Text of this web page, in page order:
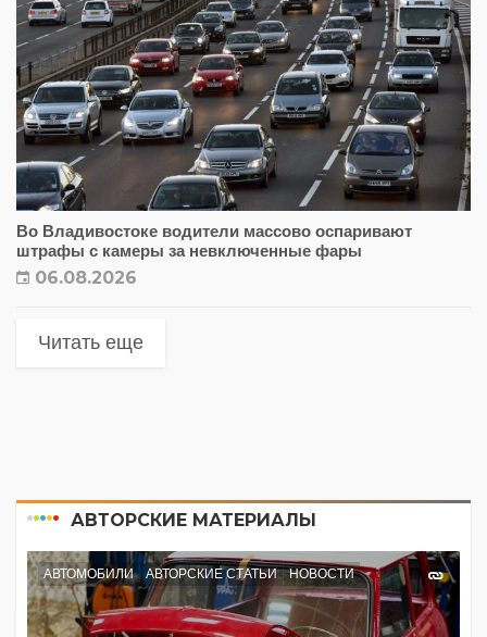
Во Владивостоке водители массово оспаривают
штрафы с камеры за невключенные фары
06.08.2026
Читать еще
АВТОРСКИЕ МАТЕРИАЛЫ
АВТОМОБИЛИ АВТОРСКИЕ СТАТЬИ НОВОСТИ